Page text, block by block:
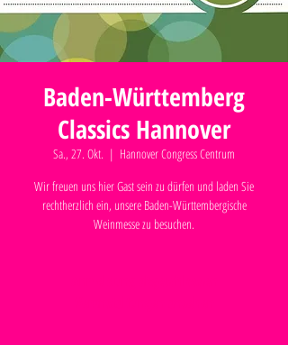
Baden-Württemberg
Classics Hannover
Sa., 27. Okt.
  |
Hannover Congress Centrum
Wir freuen uns hier Gast sein zu dürfen und laden Sie
rechtherzlich ein, unsere Baden-Württembergische
Weinmesse zu besuchen.